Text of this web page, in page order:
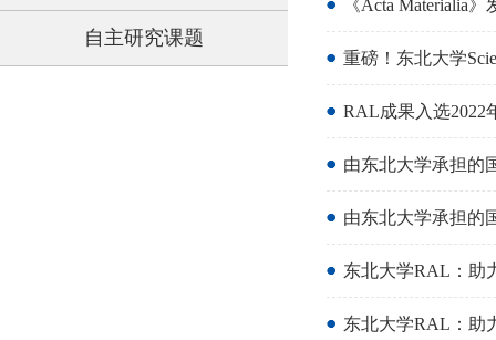
自主研究课题
《Acta Materialia
重磅！东北大学
RAL成果入选2022
由东北大学承担的
由东北大学承担的
东北大学RAL：助
东北大学RAL：助